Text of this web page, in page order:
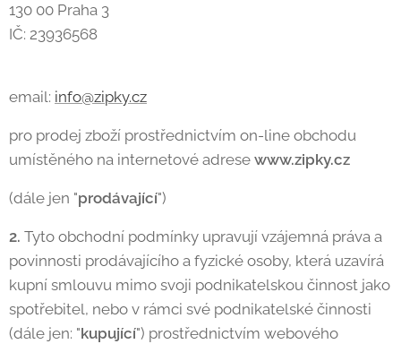
130 00 Praha 3
IČ: 23936568
email: info@zipky.cz
pro prodej zboží prostřednictvím on-line obchodu
umístěného na internetové adrese www.zipky.cz
(dále jen "prodávající")
2. Tyto obchodní podmínky upravují vzájemná práva a
povinnosti prodávajícího a fyzické osoby, která uzavírá
kupní smlouvu mimo svoji podnikatelskou činnost jako
spotřebitel, nebo v rámci své podnikatelské činnosti
(dále jen: "kupující") prostřednictvím webového